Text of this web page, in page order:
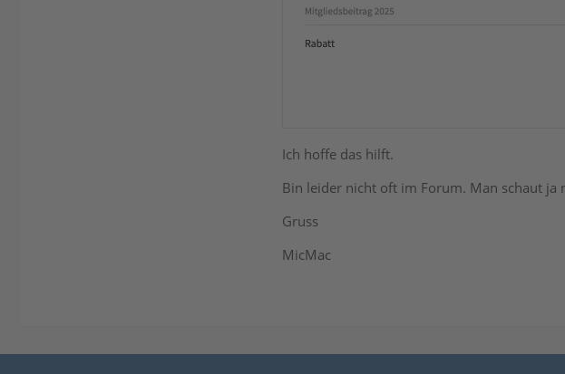
Ich hoffe das hilft.
Bin leider nicht oft im Forum. Man schaut ja
Gruss
MicMac